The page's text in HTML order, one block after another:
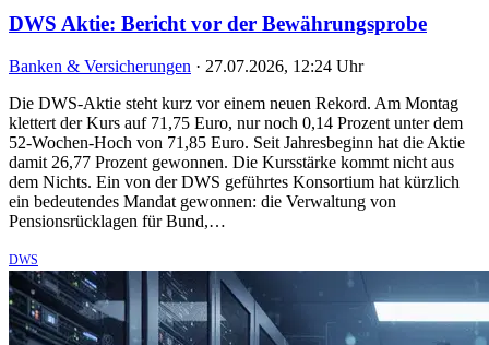
DWS Aktie: Bericht vor der Bewährungsprobe
Banken & Versicherungen · 27.07.2026, 12:24 Uhr
Die DWS-Aktie steht kurz vor einem neuen Rekord. Am Montag
klettert der Kurs auf 71,75 Euro, nur noch 0,14 Prozent unter dem
52-Wochen-Hoch von 71,85 Euro. Seit Jahresbeginn hat die Aktie
damit 26,77 Prozent gewonnen. Die Kursstärke kommt nicht aus
dem Nichts. Ein von der DWS geführtes Konsortium hat kürzlich
ein bedeutendes Mandat gewonnen: die Verwaltung von
Pensionsrücklagen für Bund,…
DWS